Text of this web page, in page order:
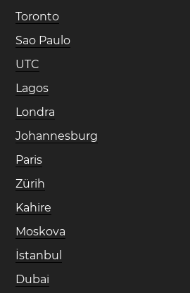
Toronto
Sao Paulo
UTC
Lagos
Londra
Johannesburg
Paris
Zürih
Kahire
Moskova
İstanbul
Dubai